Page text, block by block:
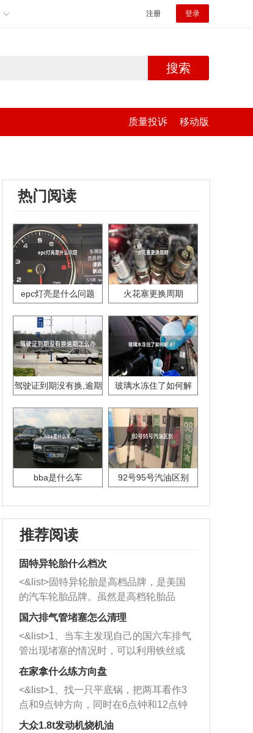
注册 登录
搜索
质量投诉 移动版
热门阅读
epc灯亮是什么问题 火花塞更换周期
驾驶证到期没有换,逾期
玻璃水冻住了如何解
bba是什么车 92号95号汽油区别
推荐阅读
固特异轮胎什么档次
<&list>固特异轮胎是高档品牌，是美国
的汽车轮胎品牌。虽然是高档轮胎品
牌，但是中高低端的轮胎都有生产，这
也是为了更好的开拓市场。
国六排气管堵塞怎么清理
<&list>1、当车主发现自己的国六车排气
管出现堵塞的情况时，可以利用铁丝或
者是细棍，直接将杂物给取出来，如果
堵塞情况比较严重，也可以采取应急措
施。 <&list>2、直接利用木棍将所有的
杂物推到排气管里面的位置处，然后将
三元催化器拆解开，就可以将堵塞的东
在家拿什么练方向盘
<&list>1、找一只平底锅，把两耳看作3
点和9点钟方向，同时在6点钟和12点钟
方向做一个标记。 <&list>2、双手握住
大众1.8t发动机烧机油